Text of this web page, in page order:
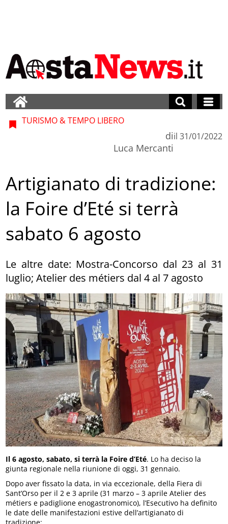
TURISMO & TEMPO LIBERO
di
Luca Mercanti
il 31/01/2022
Artigianato di tradizione:
la Foire d’Eté si terrà
sabato 6 agosto
Le altre date: Mostra-Concorso dal 23 al 31
luglio; Atelier des métiers dal 4 al 7 agosto
Il 6 agosto, sabato, si terrà la Foire d’Eté. Lo ha deciso la
giunta regionale nella riunione di oggi, 31 gennaio.
Dopo aver fissato la data, in via eccezionale, della Fiera di
Sant’Orso per il 2 e 3 aprile (31 marzo – 3 aprile Atelier des
métiers e padiglione enogastronomico), l’Esecutivo ha definito
le date delle manifestazioni estive dell’artigianato di